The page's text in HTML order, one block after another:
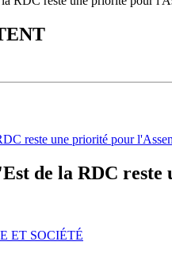
de la RDC
ET SOCIÉTÉ